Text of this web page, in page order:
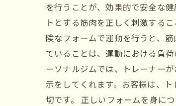
を行うことが、効果的で安全な
トとする筋肉を正しく刺激する
険なフォームで運動を行うと、
ていることは、運動における負
ーソナルジムでは、トレーナー
示をしてくれます。お客様は、
切です。 正しいフォームを身に